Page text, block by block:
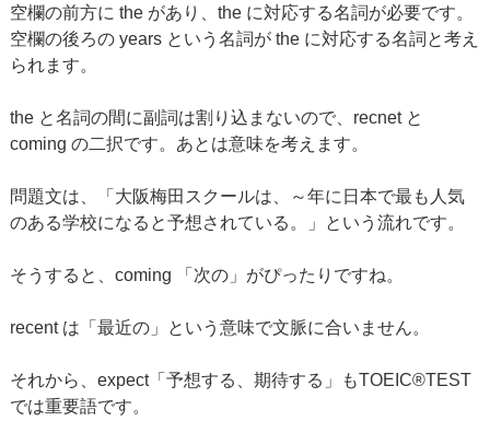
空欄の前方に the があり、the に対応する名詞が必要です。
空欄の後ろの years という名詞が the に対応する名詞と考え
られます。
the と名詞の間に副詞は割り込まないので、recnet と
coming の二択です。あとは意味を考えます。
問題文は、「大阪梅田スクールは、～年に日本で最も人気
のある学校になると予想されている。」という流れです。
そうすると、coming 「次の」がぴったりですね。
recent は「最近の」という意味で文脈に合いません。
それから、expect「予想する、期待する」もTOEIC®TEST
では重要語です。